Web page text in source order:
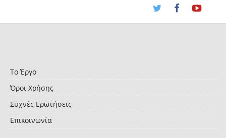
Το Έργο
Όροι Χρήσης
Συχνές Ερωτήσεις
Επικοινωνία